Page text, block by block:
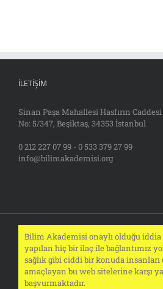
İLETIŞIM
Sinan Paşa Mahallesi Hasfırın
No: 5/347, Beşiktaş, 34353 İstanbul
0 212 227 07 99 - 0 533 379 27 99
info@bilimakademisi.org
Bilim Akademisi onaylı olduğu iddia
yapılan hiç bir ilaç ile bağlantımız
sağlık gibi ciddi bir konuda insanları
amaçlayan bu web sitelerine karşı
başvurmaktadır.